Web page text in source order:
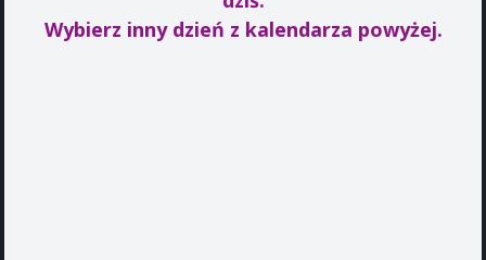
Wybierz inny dzień z kalendarza powyżej.